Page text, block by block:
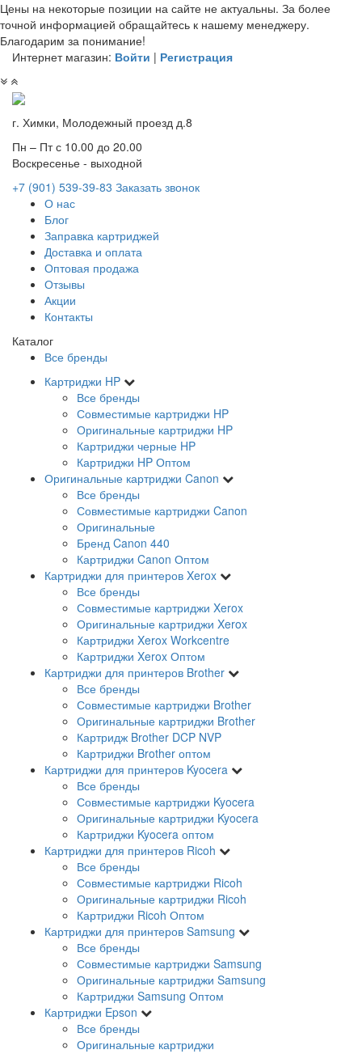
Цены на некоторые позиции на сайте не актуальны. За более
точной информацией обращайтесь к нашему менеджеру.
Благодарим за понимание!
Интернет магазин: Войти | Регистрация
г. Химки, Молодежный проезд д.8
Пн – Пт с 10.00 до 20.00
Воскресенье - выходной
+7 (901) 539-39-83 Заказать звонок
О нас
Блог
Заправка картриджей
Доставка и оплата
Оптовая продажа
Отзывы
Акции
Контакты
Каталог
Все бренды
Картриджи HP
Все бренды
Совместимые картриджи HP
Оригинальные картриджи HP
Картриджи черные HP
Картриджи HP Оптом
Оригинальные картриджи Canon
Все бренды
Совместимые картриджи Canon
Оригинальные
Бренд Canon 440
Картриджи Canon Оптом
Картриджи для принтеров Xerox
Все бренды
Совместимые картриджи Xerox
Оригинальные картриджи Xerox
Картриджи Xerox Workcentre
Картриджи Xerox Оптом
Картриджи для принтеров Brother
Все бренды
Совместимые картриджи Brother
Оригинальные картриджи Brother
Картридж Brother DCP NVP
Картриджи Brother оптом
Картриджи для принтеров Kyocera
Все бренды
Совместимые картриджи Kyocera
Оригинальные картриджи Kyocera
Картриджи Kyocera оптом
Картриджи для принтеров Ricoh
Все бренды
Совместимые картриджи Ricoh
Оригинальные картриджи Ricoh
Картриджи Ricoh Оптом
Картриджи для принтеров Samsung
Все бренды
Совместимые картриджи Samsung
Оригинальные картриджи Samsung
Картриджи Samsung Оптом
Картриджи Epson
Все бренды
Оригинальные картриджи